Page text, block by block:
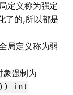
定义称为强定
了的,所以都是
局定义称为弱
象强制为
int